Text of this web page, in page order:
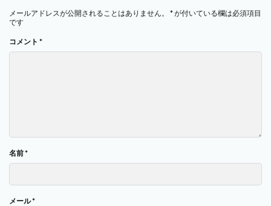
メールアドレスが公開されることはありません。 *が付いている欄は必須項目
です
コメント *
名前*
メール*